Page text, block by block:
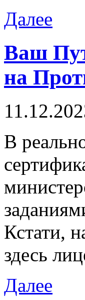
Далее
Ваш
на
В
Кстати,
здесь
Далее